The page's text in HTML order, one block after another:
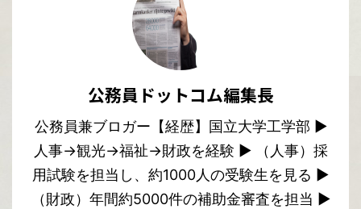
公務員ドットコム編集長
公務員兼ブロガー【経歴】国立大学工学部 ▶︎
人事→観光→福祉→財政を経験 ▶︎ （人事）採
用試験を担当し、約1000人の受験生を見る ▶︎
（財政）年間約5000件の補助金審査を担当 ▶︎